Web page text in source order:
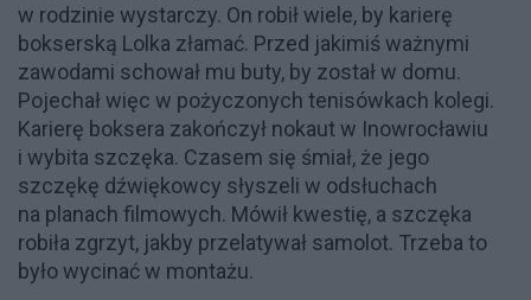
w rodzinie wystarczy. On robił wiele, by karierę
bokserską Lolka złamać. Przed jakimiś ważnymi
zawodami schował mu buty, by został w domu.
Pojechał więc w pożyczonych tenisówkach kolegi.
Karierę boksera zakończył nokaut w Inowrocławiu
i wybita szczęka. Czasem się śmiał, że jego
szczękę dźwiękowcy słyszeli w odsłuchach
na planach filmowych. Mówił kwestię, a szczęka
robiła zgrzyt, jakby przelatywał samolot. Trzeba to
było wycinać w montażu.